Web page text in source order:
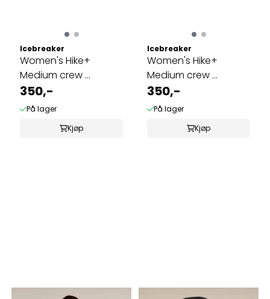
Icebreaker
Women's Hike+
Medium crew ...
350,-
På lager
Kjøp
Icebreaker
Women's Hike+
Medium crew ...
350,-
På lager
Kjøp